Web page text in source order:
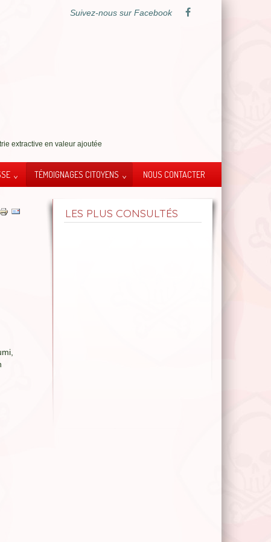
extractive en valeur ajoutée
Suivez-nous sur Facebook
TÉMOIGNAGES CITOYENS NOUS CONTACTER
LES PLUS CONSULTÉS